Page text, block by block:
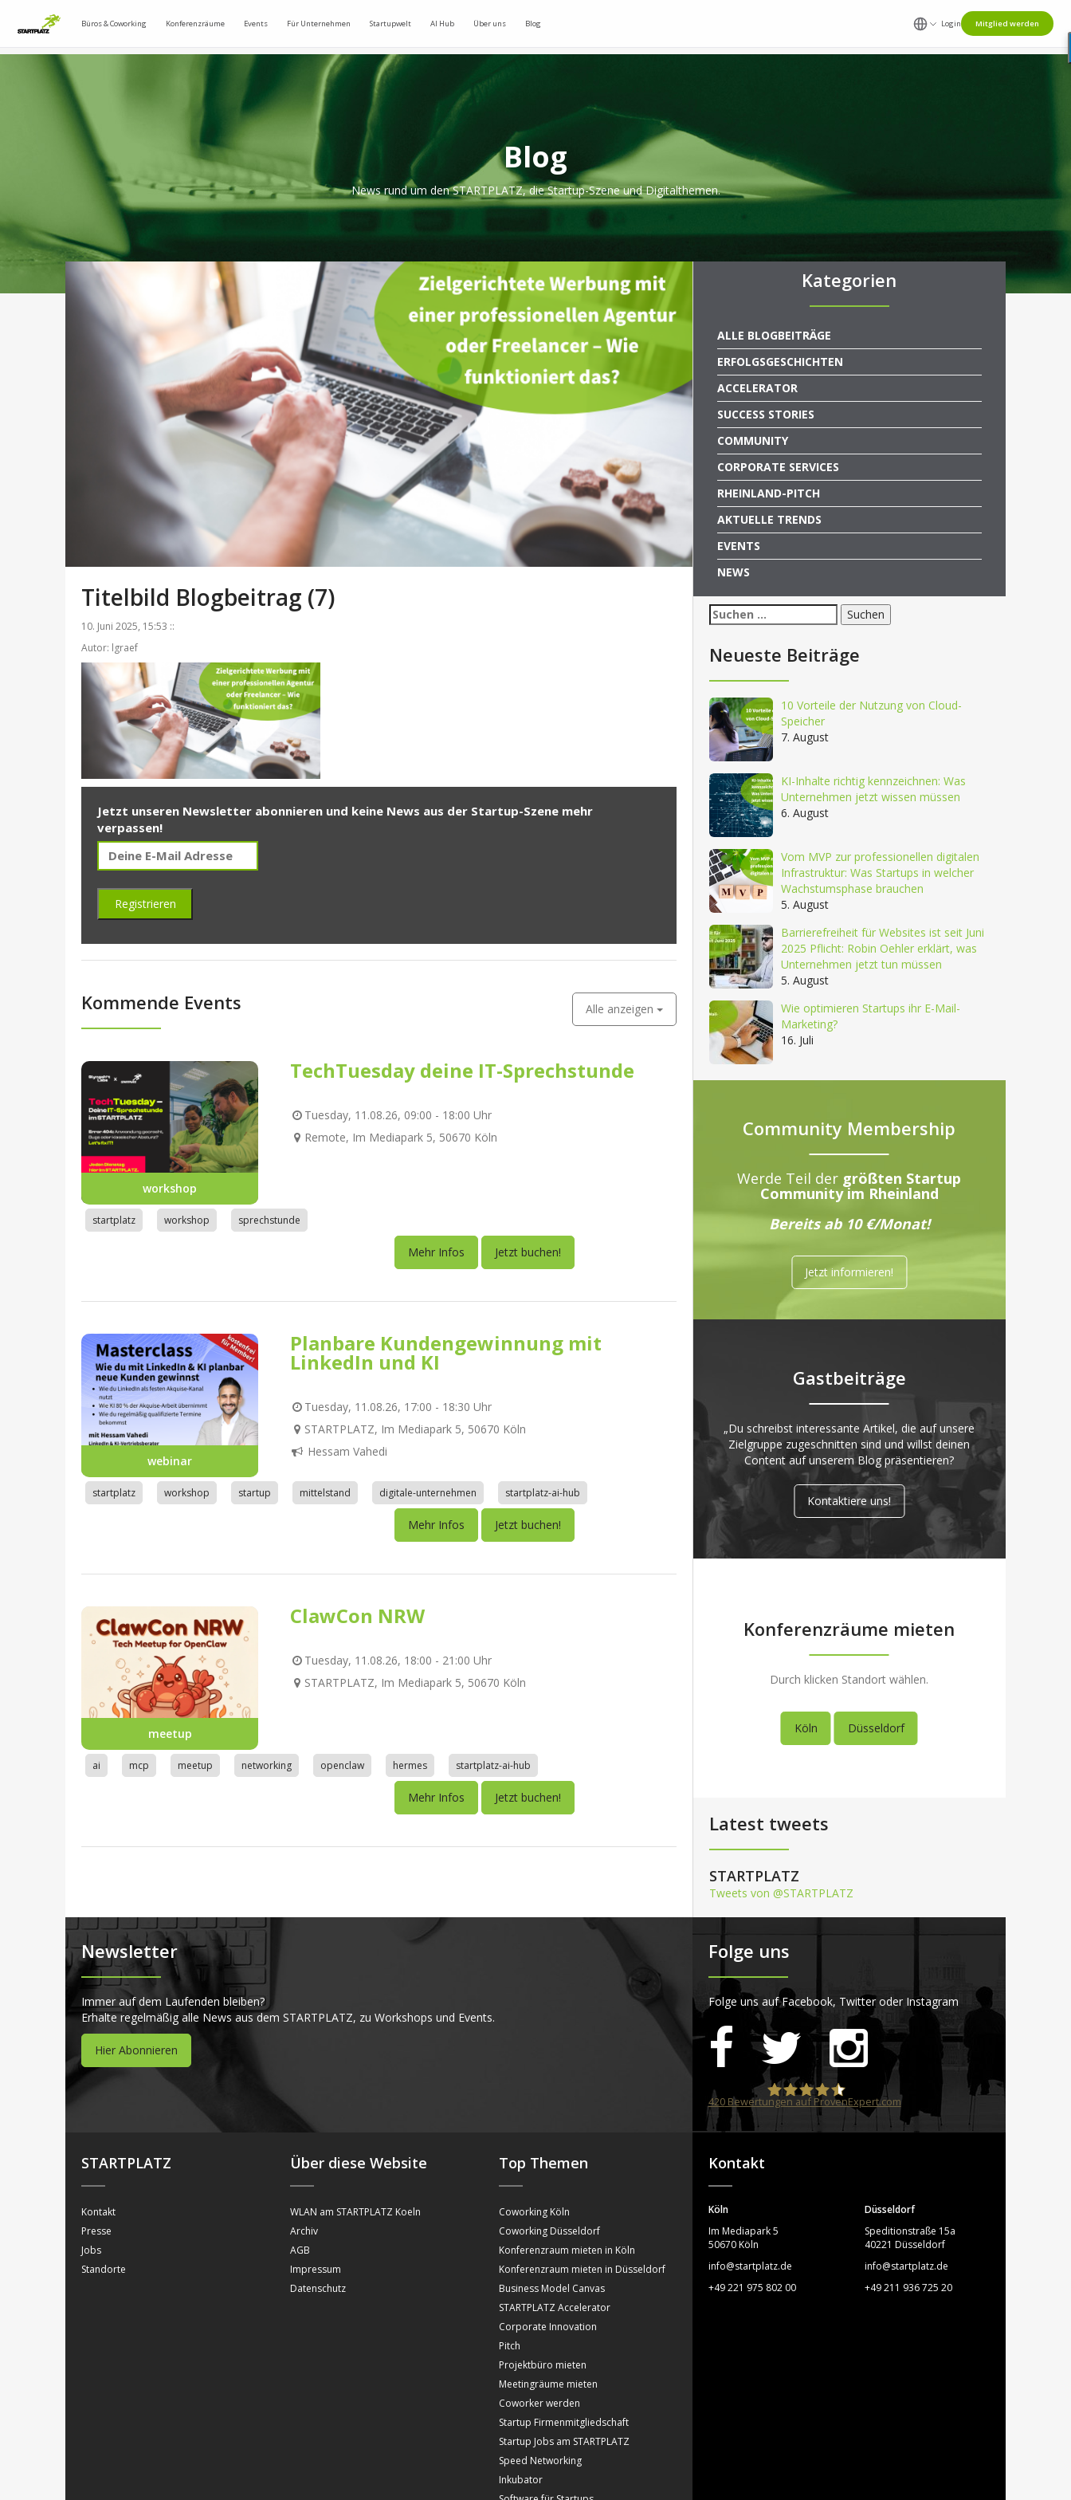
Büros & Coworking Konferenzräume Events Für Unternehmen Startupwelt AI Hub Über uns Blog Login Mitglied werden
Blog
News rund um den STARTPLATZ, die Startup-Szene und Digitalthemen.
Titelbild Blogbeitrag (7)
10. Juni 2025, 15:53 ::
Autor: lgraef
Jetzt unseren Newsletter abonnieren und keine News aus der Startup-Szene mehr
verpassen!
Kommende Events Alle anzeigen
workshop
TechTuesday deine IT-Sprechstunde
Tuesday, 11.08.26, 09:00 - 18:00 Uhr
Remote, Im Mediapark 5, 50670 Köln
startplatz workshop sprechstunde
Mehr Infos Jetzt buchen!
webinar
Planbare Kundengewinnung mit
LinkedIn und KI
Tuesday, 11.08.26, 17:00 - 18:30 Uhr
STARTPLATZ, Im Mediapark 5, 50670 Köln
Hessam Vahedi
startplatz workshop startup mittelstand digitale-unternehmen startplatz-ai-hub
Mehr Infos Jetzt buchen!
meetup
ClawCon NRW
Tuesday, 11.08.26, 18:00 - 21:00 Uhr
STARTPLATZ, Im Mediapark 5, 50670 Köln
ai mcp meetup networking openclaw hermes startplatz-ai-hub
Mehr Infos Jetzt buchen!
Kategorien
ALLE BLOGBEITRÄGE
ERFOLGSGESCHICHTEN
ACCELERATOR
SUCCESS STORIES
COMMUNITY
CORPORATE SERVICES
RHEINLAND-PITCH
AKTUELLE TRENDS
EVENTS
NEWS
Suchen
nach:
Neueste Beiträge
10 Vorteile der Nutzung von Cloud-
Speicher
7. August
KI-Inhalte richtig kennzeichnen: Was
Unternehmen jetzt wissen müssen
6. August
Vom MVP zur professionellen digitalen
Infrastruktur: Was Startups in welcher
Wachstumsphase brauchen
5. August
Barrierefreiheit für Websites ist seit Juni
2025 Pflicht: Robin Oehler erklärt, was
Unternehmen jetzt tun müssen
5. August
Wie optimieren Startups ihr E-Mail-
Marketing?
16. Juli
Community Membership
Werde Teil der größten Startup
Community im Rheinland
Bereits ab 10 €/Monat!
Jetzt informieren!
Gastbeiträge
„Du schreibst interessante Artikel, die auf unsere
Zielgruppe zugeschnitten sind und willst deinen
Content auf unserem Blog präsentieren?
Kontaktiere uns!
Konferenzräume mieten
Durch klicken Standort wählen.
Köln Düsseldorf
Latest tweets
STARTPLATZ
Tweets von @STARTPLATZ
Newsletter
Immer auf dem Laufenden bleiben?
Erhalte regelmäßig alle News aus dem STARTPLATZ, zu Workshops und Events.
Hier Abonnieren
Folge uns
Folge uns auf Facebook, Twitter oder Instagram
STARTPLATZ
420Bewertungen auf ProvenExpert.com
STARTPLATZ
Kontakt
Presse
Jobs
Standorte
Über diese Website
WLAN am STARTPLATZ Koeln
Archiv
AGB
Impressum
Datenschutz
Top Themen
Coworking Köln
Coworking Düsseldorf
Konferenzraum mieten in Köln
Konferenzraum mieten in Düsseldorf
Business Model Canvas
STARTPLATZ Accelerator
Corporate Innovation
Pitch
Projektbüro mieten
Meetingräume mieten
Coworker werden
Startup Firmenmitgliedschaft
Startup Jobs am STARTPLATZ
Speed Networking
Inkubator
Kontakt
Köln
Im Mediapark 5
50670 Köln
info@startplatz.de
+49 221 975 802 00
Düsseldorf
Speditionstraße 15a
40221 Düsseldorf
info@startplatz.de
+49 211 936 725 20